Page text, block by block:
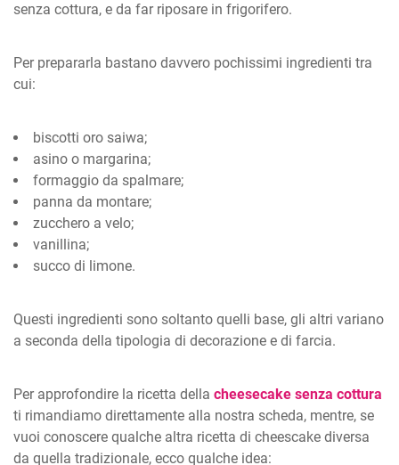
senza cottura, e da far riposare in frigorifero.
Per prepararla bastano davvero pochissimi ingredienti tra
cui:
biscotti oro saiwa;
asino o margarina;
formaggio da spalmare;
panna da montare;
zucchero a velo;
vanillina;
succo di limone.
Questi ingredienti sono soltanto quelli base, gli altri variano
a seconda della tipologia di decorazione e di farcia.
Per approfondire la ricetta della cheesecake senza cottura
ti rimandiamo direttamente alla nostra scheda, mentre, se
vuoi conoscere qualche altra ricetta di cheescake diversa
da quella tradizionale, ecco qualche idea: